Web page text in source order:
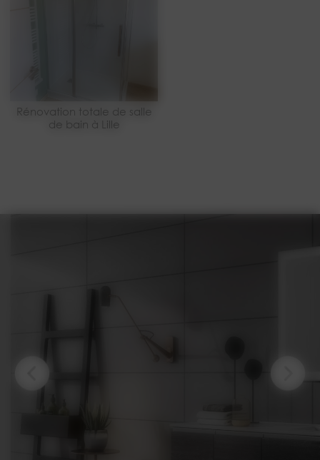
Rénovation totale de salle
de bain à Lille